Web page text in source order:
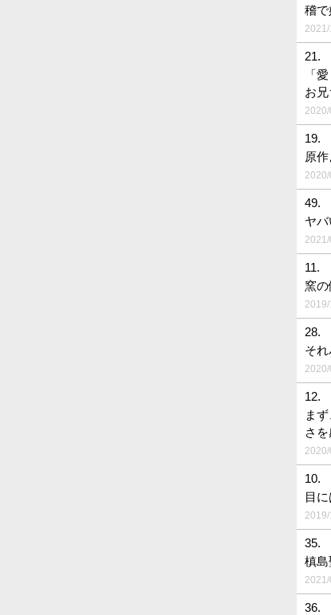
稽で
21.
「
お
19.
原
49.
ヤ
11.
窯の
28.
そ
12.
ま
さ
10.
目
35.
槙島
36.